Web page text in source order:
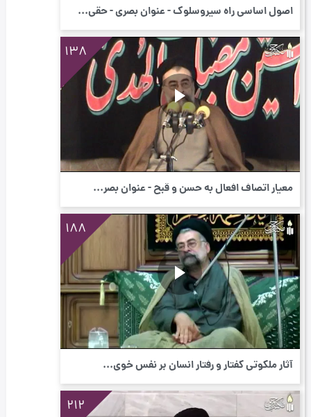
اصول اساسی راه سیروسلوک - عنوان بصری - حقی...
138
معیار اتصاف افعال به حسن و قبح - عنوان بصر...
188
آثار ملکوتی گفتار و رفتار انسان بر نفس خوی...
212